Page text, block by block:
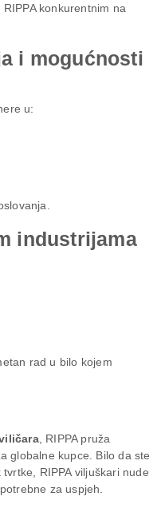
konkurentnim na
i mogućnosti
u:
industrijama
rad u bilo kojem
, RIPPA pruža
globalne kupce. Bilo da ste
RIPPA viljuškari nude
za uspjeh.